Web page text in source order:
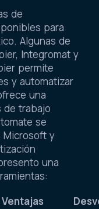
de
para
Algunas de
Integromat y
permite
y automatizar
una
de trabajo
se
Microsoft y
una
Ventajas